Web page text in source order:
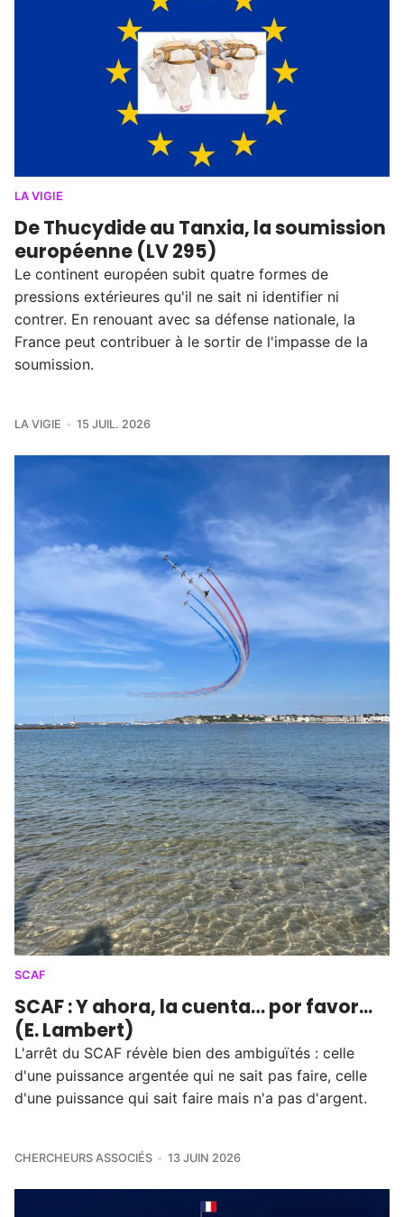
LA VIGIE
De Thucydide au Tanxia, la soumission
européenne (LV 295)
Le continent européen subit quatre formes de
pressions extérieures qu'il ne sait ni identifier ni
contrer. En renouant avec sa défense nationale, la
France peut contribuer à le sortir de l'impasse de la
soumission.
LA VIGIE 15 JUIL. 2026
SCAF
SCAF : Y ahora, la cuenta… por favor...
(E. Lambert)
L'arrêt du SCAF révèle bien des ambiguïtés : celle
d'une puissance argentée qui ne sait pas faire, celle
d'une puissance qui sait faire mais n'a pas d'argent.
CHERCHEURS ASSOCIÉS 13 JUIN 2026